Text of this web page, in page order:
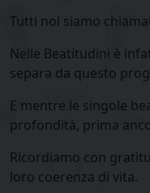
Tutti noi siamo
Nelle Beatitudini è
separa da questo
E mentre le singole
profondità, prima
Ricordiamo con
loro coerenza di vita.